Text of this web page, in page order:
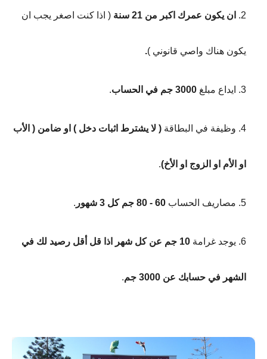
ان يكون عمرك اكبر من 21 سنة ( اذا كنت اصغر يجب ان
يكون هناك واصي قانوني ).
ايداع مبلغ 3000 جم في الحساب .
وظيفة في البطاقة ( لا يشترط اثبات دخل ) او ضامن ( الأب
او الأم او الزوج او الأخ).
مصاريف الحساب 60 - 80 جم كل 3 شهور .
يوجد غرامة 10 جم عن كل شهر اذا قل أقل رصيد لك في
الشهر في حسابك عن 3000 جم .